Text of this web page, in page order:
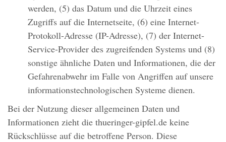
werden, (5) das Datum und die Uhrzeit eines
Zugriffs auf die Internetseite, (6) eine Internet-
Protokoll-Adresse (IP-Adresse), (7) der Internet-
Service-Provider des zugreifenden Systems und (8)
sonstige ähnliche Daten und Informationen, die der
Gefahrenabwehr im Falle von Angriffen auf unsere
informationstechnologischen Systeme dienen.
Bei der Nutzung dieser allgemeinen Daten und
Informationen zieht die thueringer-gipfel.de keine
Rückschlüsse auf die betroffene Person. Diese